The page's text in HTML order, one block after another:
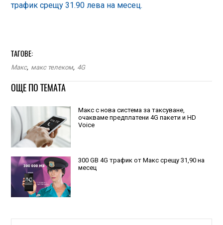
трафик срещу 31.90 лева на месец.
ТАГОВЕ:
Макс, макс телеком, 4G
ОЩЕ ПО ТЕМАТА
Макс с нова система за таксуване,
очакваме предплатени 4G пакети и HD
Voice
300 GB 4G трафик от Макс срещу 31,90 на
месец